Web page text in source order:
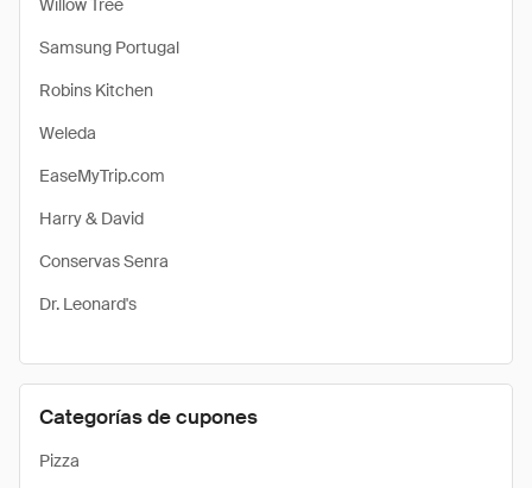
Willow Tree
Samsung Portugal
Robins Kitchen
Weleda
EaseMyTrip.com
Harry & David
Conservas Senra
Dr. Leonard's
Categorías de cupones
Pizza